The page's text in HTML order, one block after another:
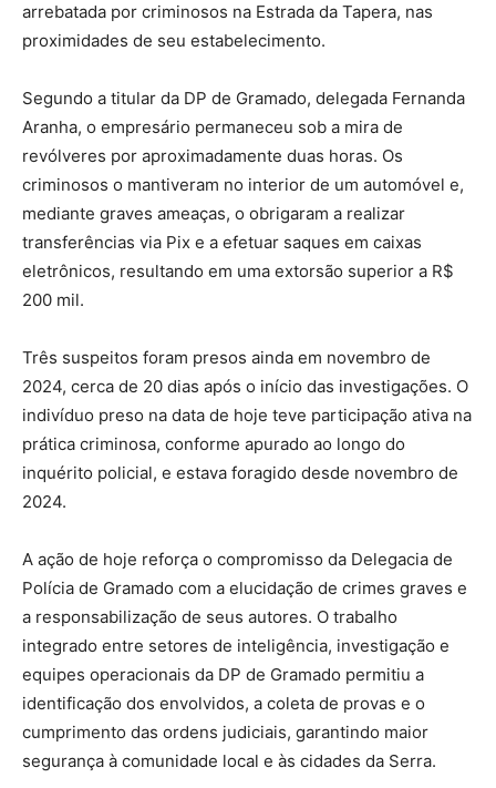
arrebatada por criminosos na Estrada da Tapera, nas
proximidades de seu estabelecimento.
Segundo a titular da DP de Gramado, delegada Fernanda
Aranha, o empresário permaneceu sob a mira de
revólveres por aproximadamente duas horas. Os
criminosos o mantiveram no interior de um automóvel e,
mediante graves ameaças, o obrigaram a realizar
transferências via Pix e a efetuar saques em caixas
eletrônicos, resultando em uma extorsão superior a R$
200 mil.
Três suspeitos foram presos ainda em novembro de
2024, cerca de 20 dias após o início das investigações. O
indivíduo preso na data de hoje teve participação ativa na
prática criminosa, conforme apurado ao longo do
inquérito policial, e estava foragido desde novembro de
2024.
A ação de hoje reforça o compromisso da Delegacia de
Polícia de Gramado com a elucidação de crimes graves e
a responsabilização de seus autores. O trabalho
integrado entre setores de inteligência, investigação e
equipes operacionais da DP de Gramado permitiu a
identificação dos envolvidos, a coleta de provas e o
cumprimento das ordens judiciais, garantindo maior
segurança à comunidade local e às cidades da Serra.